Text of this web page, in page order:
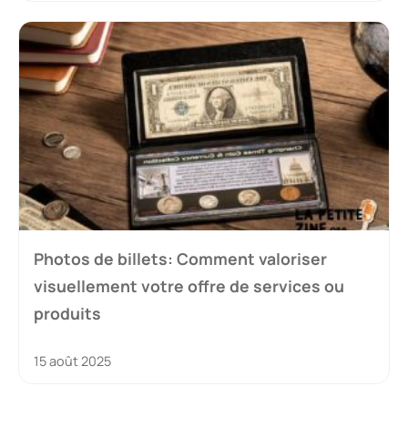
Photos de billets: Comment valoriser
visuellement votre offre de services ou
produits
15 août 2025